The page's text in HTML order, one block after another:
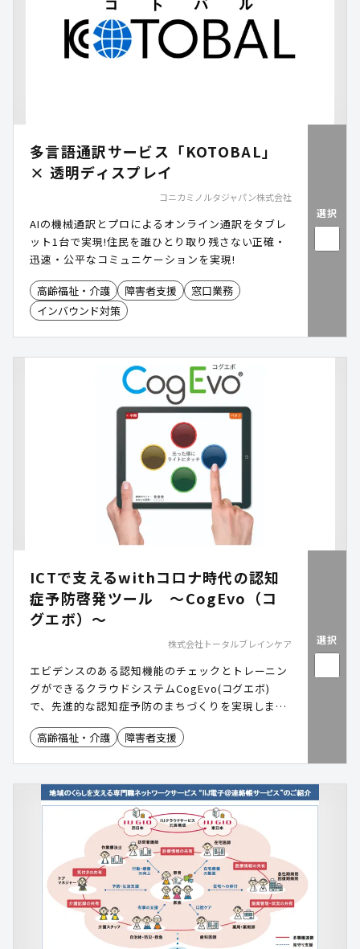
多言語通訳サービス「KOTOBAL」
× 透明ディスプレイ
コニカミノルタジャパン株式会社
AIの機械通訳とプロによるオンライン通訳をタブレ
ット1台で実現!住民を誰ひとり取り残さない正確・
迅速・公平なコミュニケーションを実現!
高齢福祉・介護 障害者支援
窓口業務
インバウンド対策
選択
ICTで支えるwithコロナ時代の認知
症予防啓発ツール ～CogEvo（コ
グエボ）～
株式会社トータルブレインケア
エビデンスのある認知機能のチェックとトレーニン
グができるクラウドシステムCogEvo(コグエボ)
で、先進的な認知症予防のまちづくりを実現しま
す。
高齢福祉・介護
障害者支援
選択